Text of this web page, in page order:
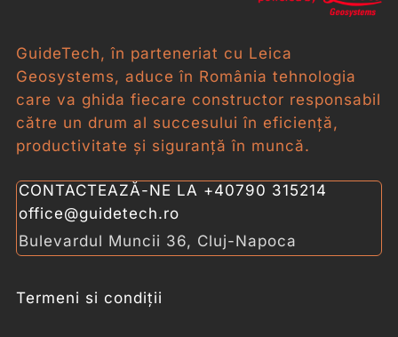
GuideTech, în parteneriat cu Leica
Geosystems, aduce în România tehnologia
care va ghida fiecare constructor responsabil
către un drum al succesului în eficiență,
productivitate și siguranță în muncă.
CONTACTEAZĂ-NE LA +40790 315214
office@guidetech.ro
Bulevardul Muncii 36, Cluj-Napoca
Termeni si condiții